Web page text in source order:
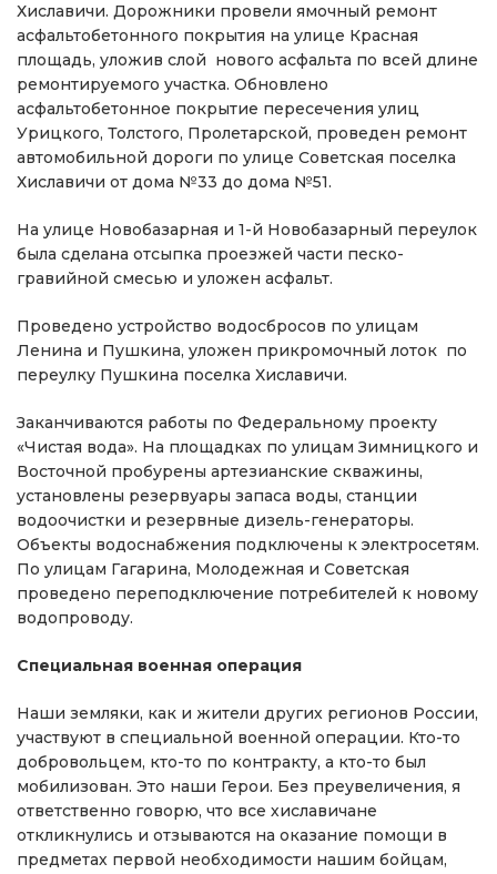
Хиславичи. Дорожники провели ямочный ремонт
асфальтобетонного покрытия на улице Красная
площадь, уложив слой нового асфальта по всей длине
ремонтируемого участка. Обновлено
асфальтобетонное покрытие пересечения улиц
Урицкого, Толстого, Пролетарской, проведен ремонт
автомобильной дороги по улице Советская поселка
Хиславичи от дома №33 до дома №51.
На улице Новобазарная и 1-й Новобазарный переулок
была сделана отсыпка проезжей части песко-
гравийной смесью и уложен асфальт.
Проведено устройство водосбросов по улицам
Ленина и Пушкина, уложен прикромочный лоток по
переулку Пушкина поселка Хиславичи.
Заканчиваются работы по Федеральному проекту
«Чистая вода». На площадках по улицам Зимницкого и
Восточной пробурены артезианские скважины,
установлены резервуары запаса воды, станции
водоочистки и резервные дизель-генераторы.
Объекты водоснабжения подключены к электросетям.
По улицам Гагарина, Молодежная и Советская
проведено переподключение потребителей к новому
водопроводу.
Специальная военная операция
Наши земляки, как и жители других регионов России,
участвуют в специальной военной операции. Кто-то
добровольцем, кто-то по контракту, а кто-то был
мобилизован. Это наши Герои. Без преувеличения, я
ответственно говорю, что все хиславичане
откликнулись и отзываются на оказание помощи в
предметах первой необходимости нашим бойцам,